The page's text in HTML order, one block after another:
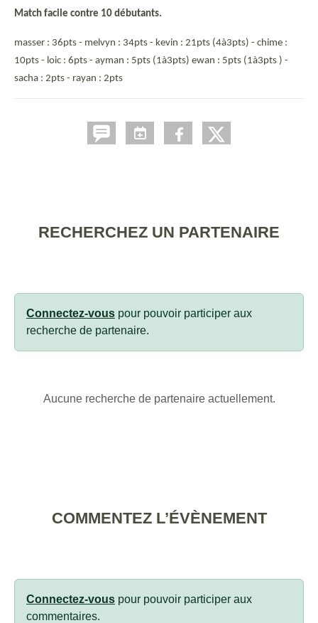
Match facile contre 10 débutants.
masser : 36pts - melvyn : 34pts - kevin : 21pts (4à3pts) - chime :
10pts - loic : 6pts - ayman : 5pts (1à3pts) ewan : 5pts (1à3pts ) -
sacha : 2pts - rayan : 2pts
RECHERCHEZ UN PARTENAIRE
Connectez-vous pour pouvoir participer aux
recherche de partenaire.
Aucune recherche de partenaire actuellement.
COMMENTEZ L’ÉVÈNEMENT
Connectez-vous pour pouvoir participer aux
commentaires.